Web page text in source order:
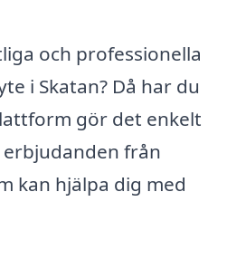
och professionella
i Skatan? Då har du
gör det enkelt
från
kan hjälpa dig med